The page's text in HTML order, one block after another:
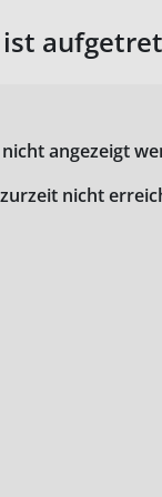
ist
angezeigt
nicht